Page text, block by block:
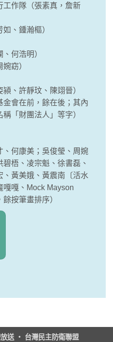
工作隊（張素真，詹新
、鍾瀚樞）
何浩明）
窈）
、許靜玟、陳翊晉）
金會在前，餘在後；其內
「財團法人」等字）
何康美；吳俊瑩、周婉
梧、凌宗魁、徐書磊、
黃美娥、黃震南〔活水
嘎嘎、Mock Mayson
餘按筆畫排序）
送 ‧ 台灣民主防衛聯盟